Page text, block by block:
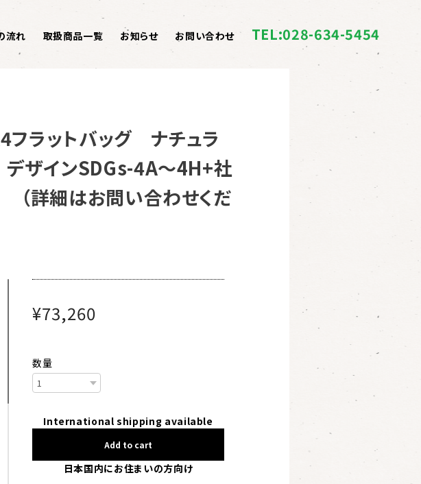
流れ 取扱商品一覧 お知らせ お問い合わせ TEL:028-634-5454
ラットバッグ ナチュラ
インSDGs-4A〜4H+社
詳細はお問い合わせくだ
¥73,260
数量
International shipping available
Add to cart
日本国内にお住まいの方向け